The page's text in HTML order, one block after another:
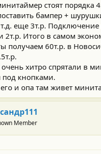
стоят порядка
бампер +
еще 3т.р. Подключение
2т.р. Итого в самом
получаем 60т.р. в
хитро спрятали в
под кнопками.
и опа там живет
Member